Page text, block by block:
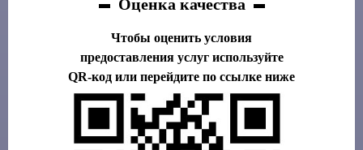
Оценка качества
Чтобы оценить условия
предоставления услуг используйте
QR-код или перейдите по ссылке ниже